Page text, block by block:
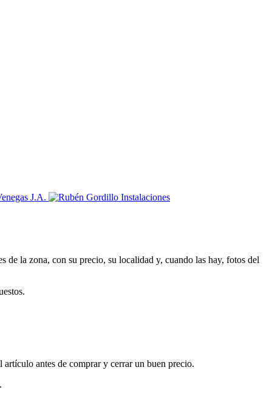
la zona, con su precio, su localidad y, cuando las hay, fotos del
antes de comprar y cerrar un buen precio.